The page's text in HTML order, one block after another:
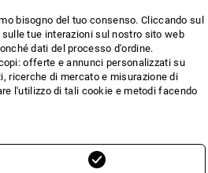
bisogno del tuo consenso. Cliccando sul
tue interazioni sul nostro sito web
dati del processo d'ordine.
offerte e annunci personalizzati su
ricerche di mercato e misurazione di
l'utilizzo di tali cookie e metodi facendo